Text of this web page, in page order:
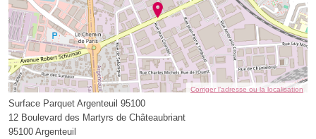
Corriger l’adresse ou la localisation
Surface Parquet Argenteuil 95100
12 Boulevard des Martyrs de Châteaubriant
95100 Argenteuil